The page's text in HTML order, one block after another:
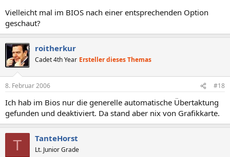
Vielleicht mal im BIOS nach einer entsprechenden Option
geschaut?
roitherkur
Cadet 4th Year Ersteller dieses Themas
8. Februar 2006 #18
Ich hab im Bios nur die generelle automatische Übertaktung
gefunden und deaktiviert. Da stand aber nix von Grafikkarte.
T TanteHorst
Lt. Junior Grade